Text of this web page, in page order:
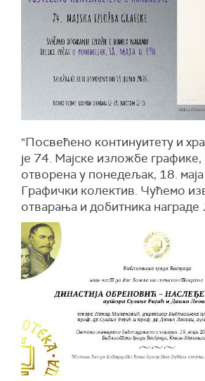
"Посвећено континуитету и
је 74. Мајске изложбе графике,
отворена у понедељак, 18. маја
Графички колектив. Чућемо
отварања и добитника награде